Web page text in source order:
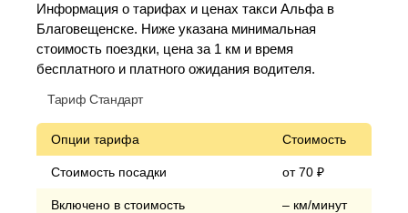
Информация о тарифах и ценах такси Альфа в
Благовещенске. Ниже указана минимальная
стоимость поездки, цена за 1 км и время
бесплатного и платного ожидания водителя.
Тариф Стандарт
Опции тарифа Стоимость
Стоимость посадки от 70 ₽
Включено в стоимость – км/минут